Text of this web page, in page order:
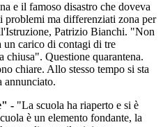
e il famoso disastro che doveva
problemi ma differenziati zona per
Patrizio Bianchi. "Non
un carico di contagi di tre
chiusa". Questione quarantena.
chiare. Allo stesso tempo si sta
annunciato.
- "La scuola ha riaperto e si è
è un elemento fondante, la